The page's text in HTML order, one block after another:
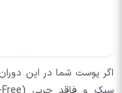
اگر پوست شما در این